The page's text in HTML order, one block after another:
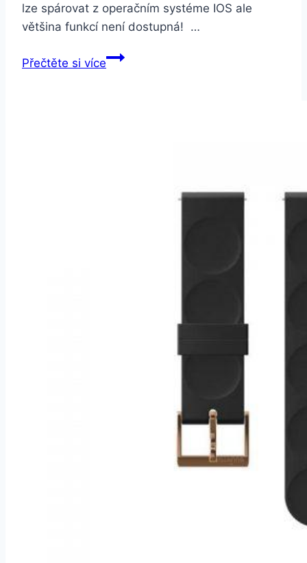
lze spárovat z operačním systéme IOS ale
většina funkcí není dostupná! …
Přečtěte si víceSmartuj